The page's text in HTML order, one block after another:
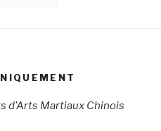
d’Arts Martiaux Chinois